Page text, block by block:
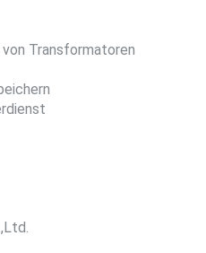
Transformatoren